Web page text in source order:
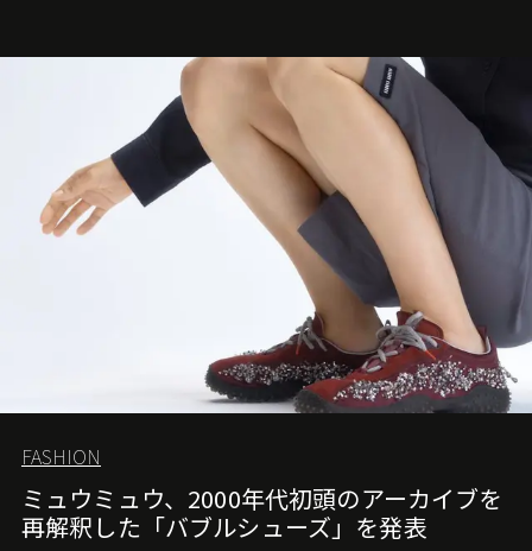
FASHION
ミュウミュウ、2000年代初頭のアーカイブを
再解釈した「バブルシューズ」を発表